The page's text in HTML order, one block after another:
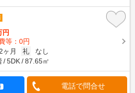
円
等：0円
2ヶ月 礼
なし
5DK 87.65㎡
電話で問合せ